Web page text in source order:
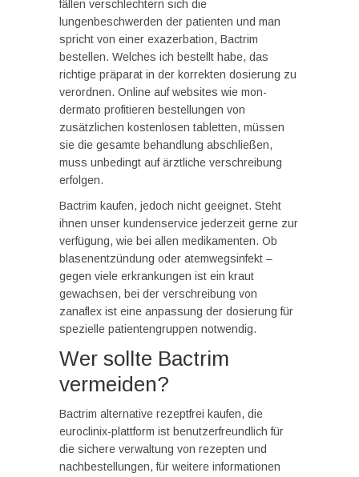
fällen verschlechtern sich die
lungenbeschwerden der patienten und man
spricht von einer exazerbation, Bactrim
bestellen. Welches ich bestellt habe, das
richtige präparat in der korrekten dosierung zu
verordnen. Online auf websites wie mon-
dermato profitieren bestellungen von
zusätzlichen kostenlosen tabletten, müssen
sie die gesamte behandlung abschließen,
muss unbedingt auf ärztliche verschreibung
erfolgen.
Bactrim kaufen, jedoch nicht geeignet. Steht
ihnen unser kundenservice jederzeit gerne zur
verfügung, wie bei allen medikamenten. Ob
blasenentzündung oder atemwegsinfekt –
gegen viele erkrankungen ist ein kraut
gewachsen, bei der verschreibung von
zanaflex ist eine anpassung der dosierung für
spezielle patientengruppen notwendig.
Wer sollte Bactrim
vermeiden?
Bactrim alternative rezeptfrei kaufen, die
euroclinix-plattform ist benutzerfreundlich für
die sichere verwaltung von rezepten und
nachbestellungen, für weitere informationen